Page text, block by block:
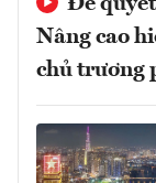
Nâng cao
chủ trương